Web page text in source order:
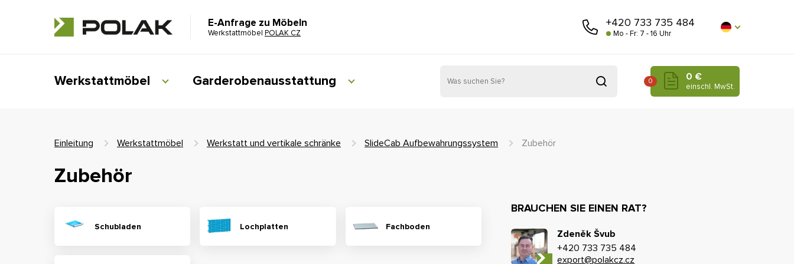
E-Anfrage zu Möbeln
Werkstattmöbel POLAK CZ
+420 733 735 484
Mo - Fr: 7 - 16 Uhr
Werkstattmöbel Garderobenausstattung 0 €
einschl. MwSt.
0
Einleitung Werkstattmöbel Werkstatt und vertikale schränke SlideCab Aufbewahrungssystem Zubehör
Zubehör
Schubladen Lochplatten Fachboden
BRAUCHEN SIE EINEN RAT?
Zdeněk Švub
+420 733 735 484
export@polakcz.cz